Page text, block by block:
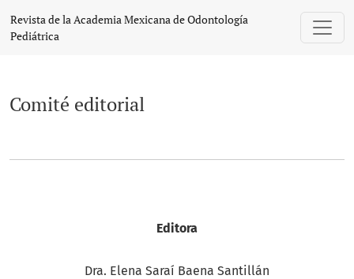
Comité editorial
Revista de la Academia Mexicana de Odontología
Pediátrica
Comité editorial
Editora
Dra. Elena Saraí Baena Santillán